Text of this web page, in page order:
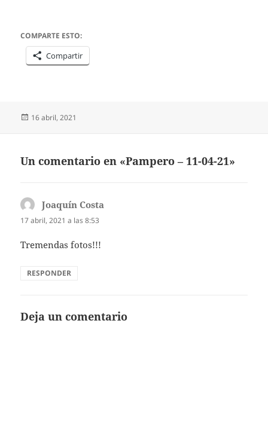
COMPARTE ESTO:
Compartir
Publicado
16 abril, 2021
Un comentario en «Pampero – 11-04-21»
Joaquín Costa
17 abril, 2021 a las 8:53
Tremendas fotos!!!
RESPONDER
Deja un comentario